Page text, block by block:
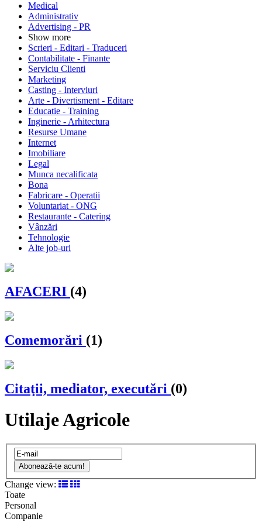
Medical
Administrativ
Advertising - PR
Show more
Scrieri - Editari - Traduceri
Contabilitate - Finante
Serviciu Clienti
Marketing
Casting - Interviuri
Arte - Divertisment - Editare
Educatie - Training
Inginerie - Arhitectura
Resurse Umane
Internet
Imobiliare
Legal
Munca necalificata
Bona
Fabricare - Operatii
Voluntariat - ONG
Restaurante - Catering
Vânzări
Tehnologie
Alte job-uri
AFACERI (4)
Comemorări (1)
Citaţii, mediator, executări (0)
Utilaje Agricole
Abonează-te acum!
Change view:
Toate
Personal
Companie